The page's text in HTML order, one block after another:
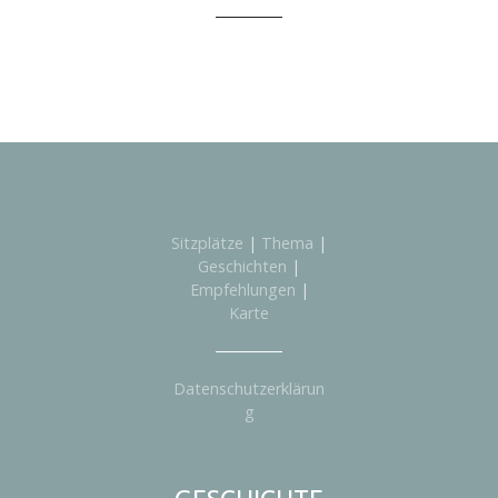
Sitzplätze | Thema |
Geschichten |
Empfehlungen |
Karte
Datenschutzerklärun
g